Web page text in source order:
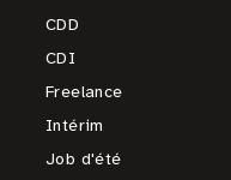
CDD
CDI
Freelance
Intérim
Job d'été